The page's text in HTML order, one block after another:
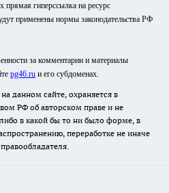
прямая гиперссылка на ресурс
применены нормы законодательства РФ
за комментарии и материалы
pg46.ru и его субдоменах.
данном сайте, охраняется в
РФ об авторском праве и не
в какой бы то ни было форме, в
переработке не иначе